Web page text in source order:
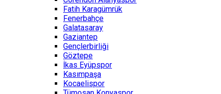
Fatih Karagümrük
Fenerbahçe
Galatasaray
Gaziantep
Gençlerbirliği
Göztepe
İkas Eyüpspor
Kasımpaşa
Kocaelispor